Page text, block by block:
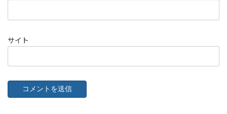
サイト